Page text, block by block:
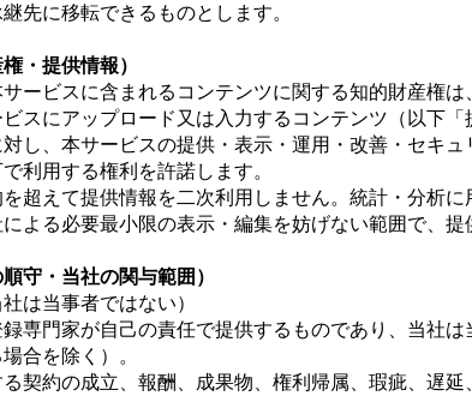
先に移転できるものとします。
・提供情報）
ービスに含まれるコンテンツに関する知的財産権
スにアップロード又は入力するコンテンツ（以下
し、本サービスの提供・表示・運用・改善・セキ
利用する権利を許諾します。
超えて提供情報を二次利用しません。統計・分析
よる必要最小限の表示・編集を妨げない範囲で、
守・当社の関与範囲）
は当事者ではない）
専門家が自己の責任で提供するものであり、当社
合を除く）。
契約の成立、報酬、成果物、権利帰属、瑕疵、遅